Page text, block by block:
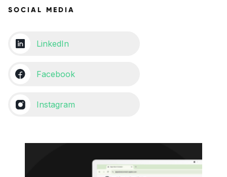
SOCIAL MEDIA
LinkedIn
Facebook
Instagram